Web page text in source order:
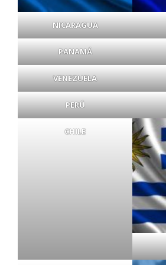
NICARAGUA
PANAMÁ
VENEZUELA
PERÚ
CHILE